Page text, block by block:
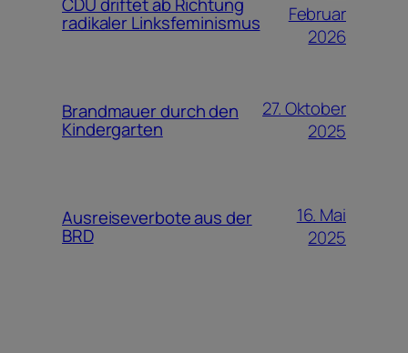
radikaler Linksfeminismus
Februar
2026
Brandmauer durch den
Kindergarten
27. Oktober
2025
Ausreiseverbote aus der
BRD
16. Mai
2025